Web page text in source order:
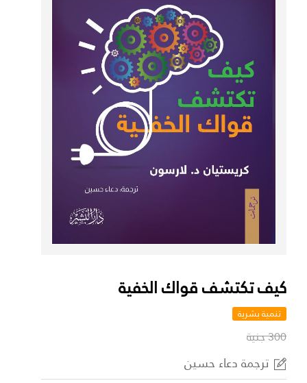
كيف تكتشف قواك الخفية
تنمية بشرية
300 جنية
ترجمة دعاء حسين